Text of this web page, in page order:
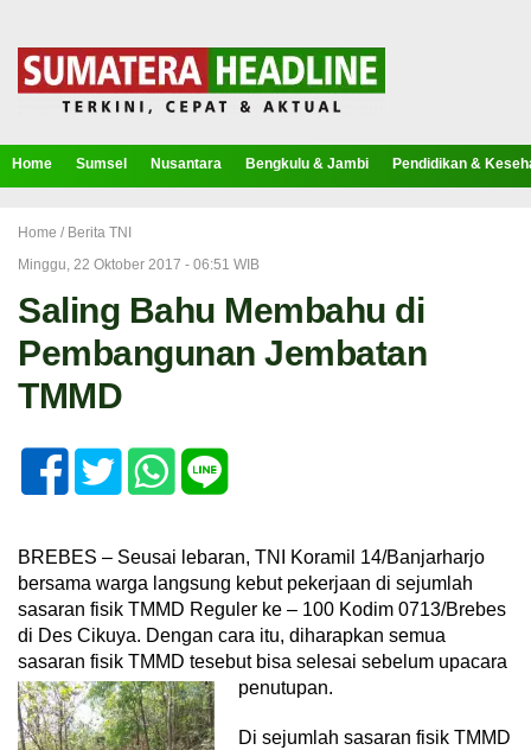
Home Sumsel Nusantara Bengkulu & Jambi Pendidikan &
Home / Berita TNI
Minggu, 22 Oktober 2017 - 06:51 WIB
Saling Bahu Membahu di
Pembangunan Jembatan
TMMD
BREBES – Seusai lebaran, TNI Koramil 14/Banjarharjo
bersama warga langsung kebut pekerjaan di sejumlah
sasaran fisik TMMD Reguler ke – 100 Kodim 0713/Brebes
di Des Cikuya. Dengan cara itu, diharapkan semua
sasaran fisik TMMD tesebut bisa selesai sebelum upacara
penutupan.
Di sejumlah sasaran fisik TMMD